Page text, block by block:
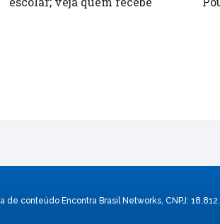
de conteúdo Encontra Brasil Networks, CNPJ: